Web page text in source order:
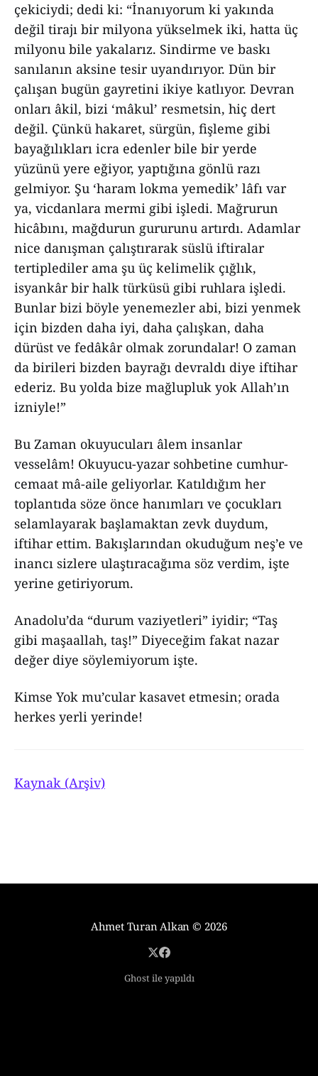
çekiciydi; dedi ki: “İnanıyorum ki yakında
değil tirajı bir milyona yükselmek iki, hatta üç
milyonu bile yakalarız. Sindirme ve baskı
sanılanın aksine tesir uyandırıyor. Dün bir
çalışan bugün gayretini ikiye katlıyor. Devran
onları âkil, bizi ‘mâkul’ resmetsin, hiç dert
değil. Çünkü hakaret, sürgün, fişleme gibi
bayağılıkları icra edenler bile bir yerde
yüzünü yere eğiyor, yaptığına gönlü razı
gelmiyor. Şu ‘haram lokma yemedik’ lâfı var
ya, vicdanlara mermi gibi işledi. Mağrurun
hicâbını, mağdurun gururunu artırdı. Adamlar
nice danışman çalıştırarak süslü iftiralar
tertiplediler ama şu üç kelimelik çığlık,
isyankâr bir halk türküsü gibi ruhlara işledi.
Bunlar bizi böyle yenemezler abi, bizi yenmek
için bizden daha iyi, daha çalışkan, daha
dürüst ve fedâkâr olmak zorundalar! O zaman
da birileri bizden bayrağı devraldı diye iftihar
ederiz. Bu yolda bize mağlupluk yok Allah’ın
izniyle!”
Bu Zaman okuyucuları âlem insanlar
vesselâm! Okuyucu-yazar sohbetine cumhur-
cemaat mâ-aile geliyorlar. Katıldığım her
toplantıda söze önce hanımları ve çocukları
selamlayarak başlamaktan zevk duydum,
iftihar ettim. Bakışlarından okuduğum neş’e ve
inancı sizlere ulaştıracağıma söz verdim, işte
yerine getiriyorum.
Anadolu’da “durum vaziyetleri” iyidir; “Taş
gibi maşaallah, taş!” Diyeceğim fakat nazar
değer diye söylemiyorum işte.
Kimse Yok mu’cular kasavet etmesin; orada
herkes yerli yerinde!
Kaynak (Arşiv)
Ahmet Turan Alkan © 2026
Ghost ile yapıldı